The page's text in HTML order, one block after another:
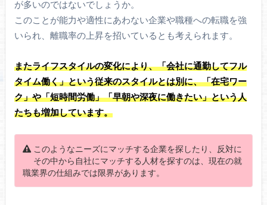
が多いのではないでしょうか。
このことが能力や適性にあわない企業や職種への転職を強
いられ、離職率の上昇を招いているとも考えられます。
またライフスタイルの変化により、「会社に通勤してフル
タイム働く」という従来のスタイルとは別に、「在宅ワー
ク」や「短時間労働」「早朝や深夜に働きたい」という人
たちも増加しています。
このようなニーズにマッチする企業を探したり、反対に
その中から自社にマッチする人材を探すのは、現在の就
職業界の仕組みでは限界があります。